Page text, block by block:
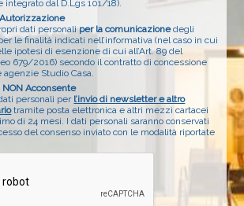
dal D.Lgs 101/18).
dati personaliper la comunicazionedegli
le finalità indicati nell’informativa (nel caso in cui
ipotesi di esenzione di cui all’Art. 89 del
679/2016) secondo il contratto di concessione
agenzie Studio Casa.
NON Acconsente
personali per l’invio di newsletter e altro
tramite posta elettronica e altri mezzi cartacei
di 24 mesi. I dati personali saranno conservati
del consenso inviato con le modalità riportate